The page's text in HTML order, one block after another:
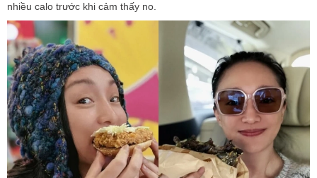
nhiều calo trước khi cảm thấy no.